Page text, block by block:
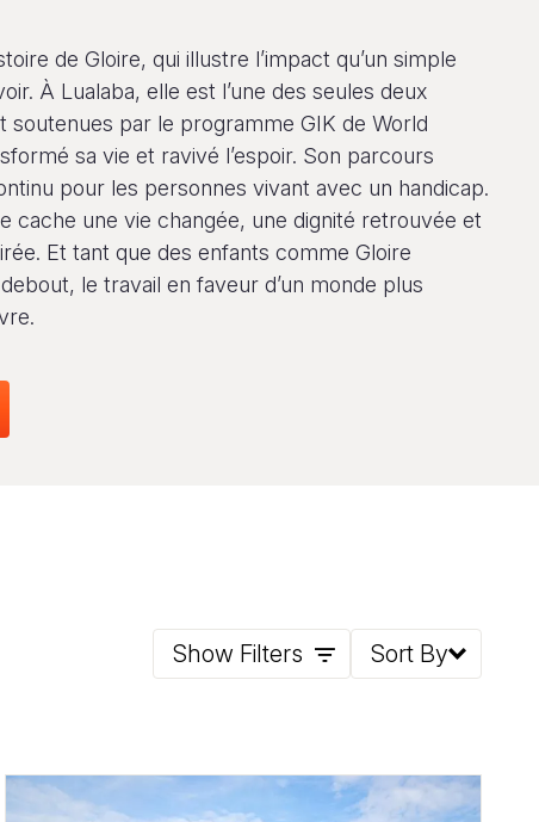
de Gloire, qui illustre l’impact qu’un simple
À Lualaba, elle est l’une des seules deux
soutenues par le programme GIK de World
sa vie et ravivé l’espoir. Son parcours
pour les personnes vivant avec un handicap.
cache une vie changée, une dignité retrouvée et
Et tant que des enfants comme Gloire
le travail en faveur d’un monde plus
Show Filters Sort By